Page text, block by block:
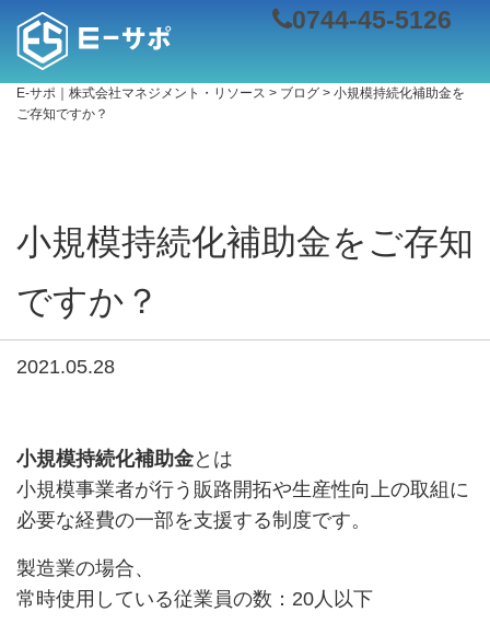
0744-45-5126
E-サポ｜株式会社マネジメント・リソース > ブログ > 小規模持続化補助金を
ご存知ですか？
小規模持続化補助金をご存知
ですか？
2021.05.28
小規模持続化補助金とは
小規模事業者が行う販路開拓や生産性向上の取組に
必要な経費の一部を支援する制度です。
製造業の場合、
常時使用している従業員の数：20人以下